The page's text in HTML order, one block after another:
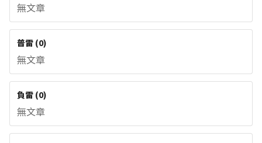
無文章
普雷 (0)
無文章
負雷 (0)
無文章